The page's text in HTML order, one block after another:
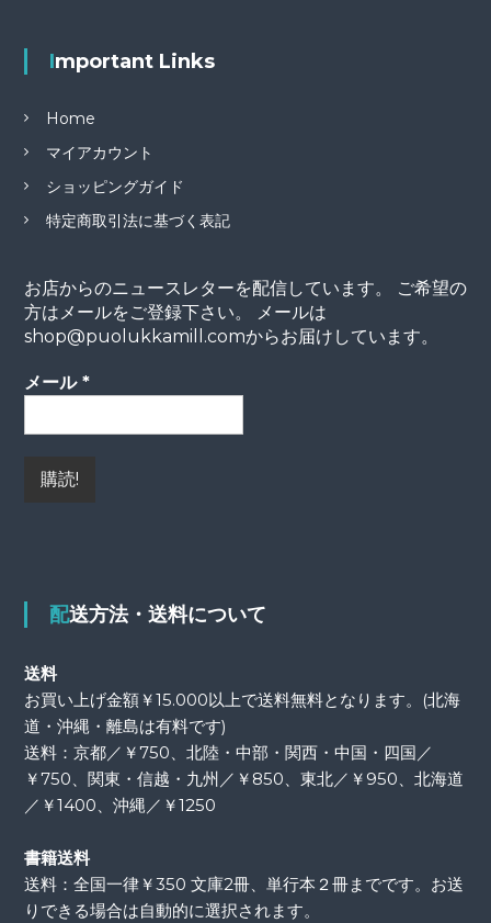
b
k
r
Important Links
Home
マイアカウント
ショッピングガイド
特定商取引法に基づく表記
お店からのニュースレターを配信しています。 ご希望の
方はメールをご登録下さい。 メールは
shop@puolukkamill.comからお届けしています。
メール *
配送方法・送料について
送料
お買い上げ金額￥15.000以上で送料無料となります。(北海
道・沖縄・離島は有料です)
送料：京都／￥750、北陸・中部・関西・中国・四国／
￥750、関東・信越・九州／￥850、東北／￥950、北海道
／￥1400、沖縄／￥1250
書籍送料
送料：全国一律￥350 文庫2冊、単行本２冊までです。お送
りできる場合は自動的に選択されます。